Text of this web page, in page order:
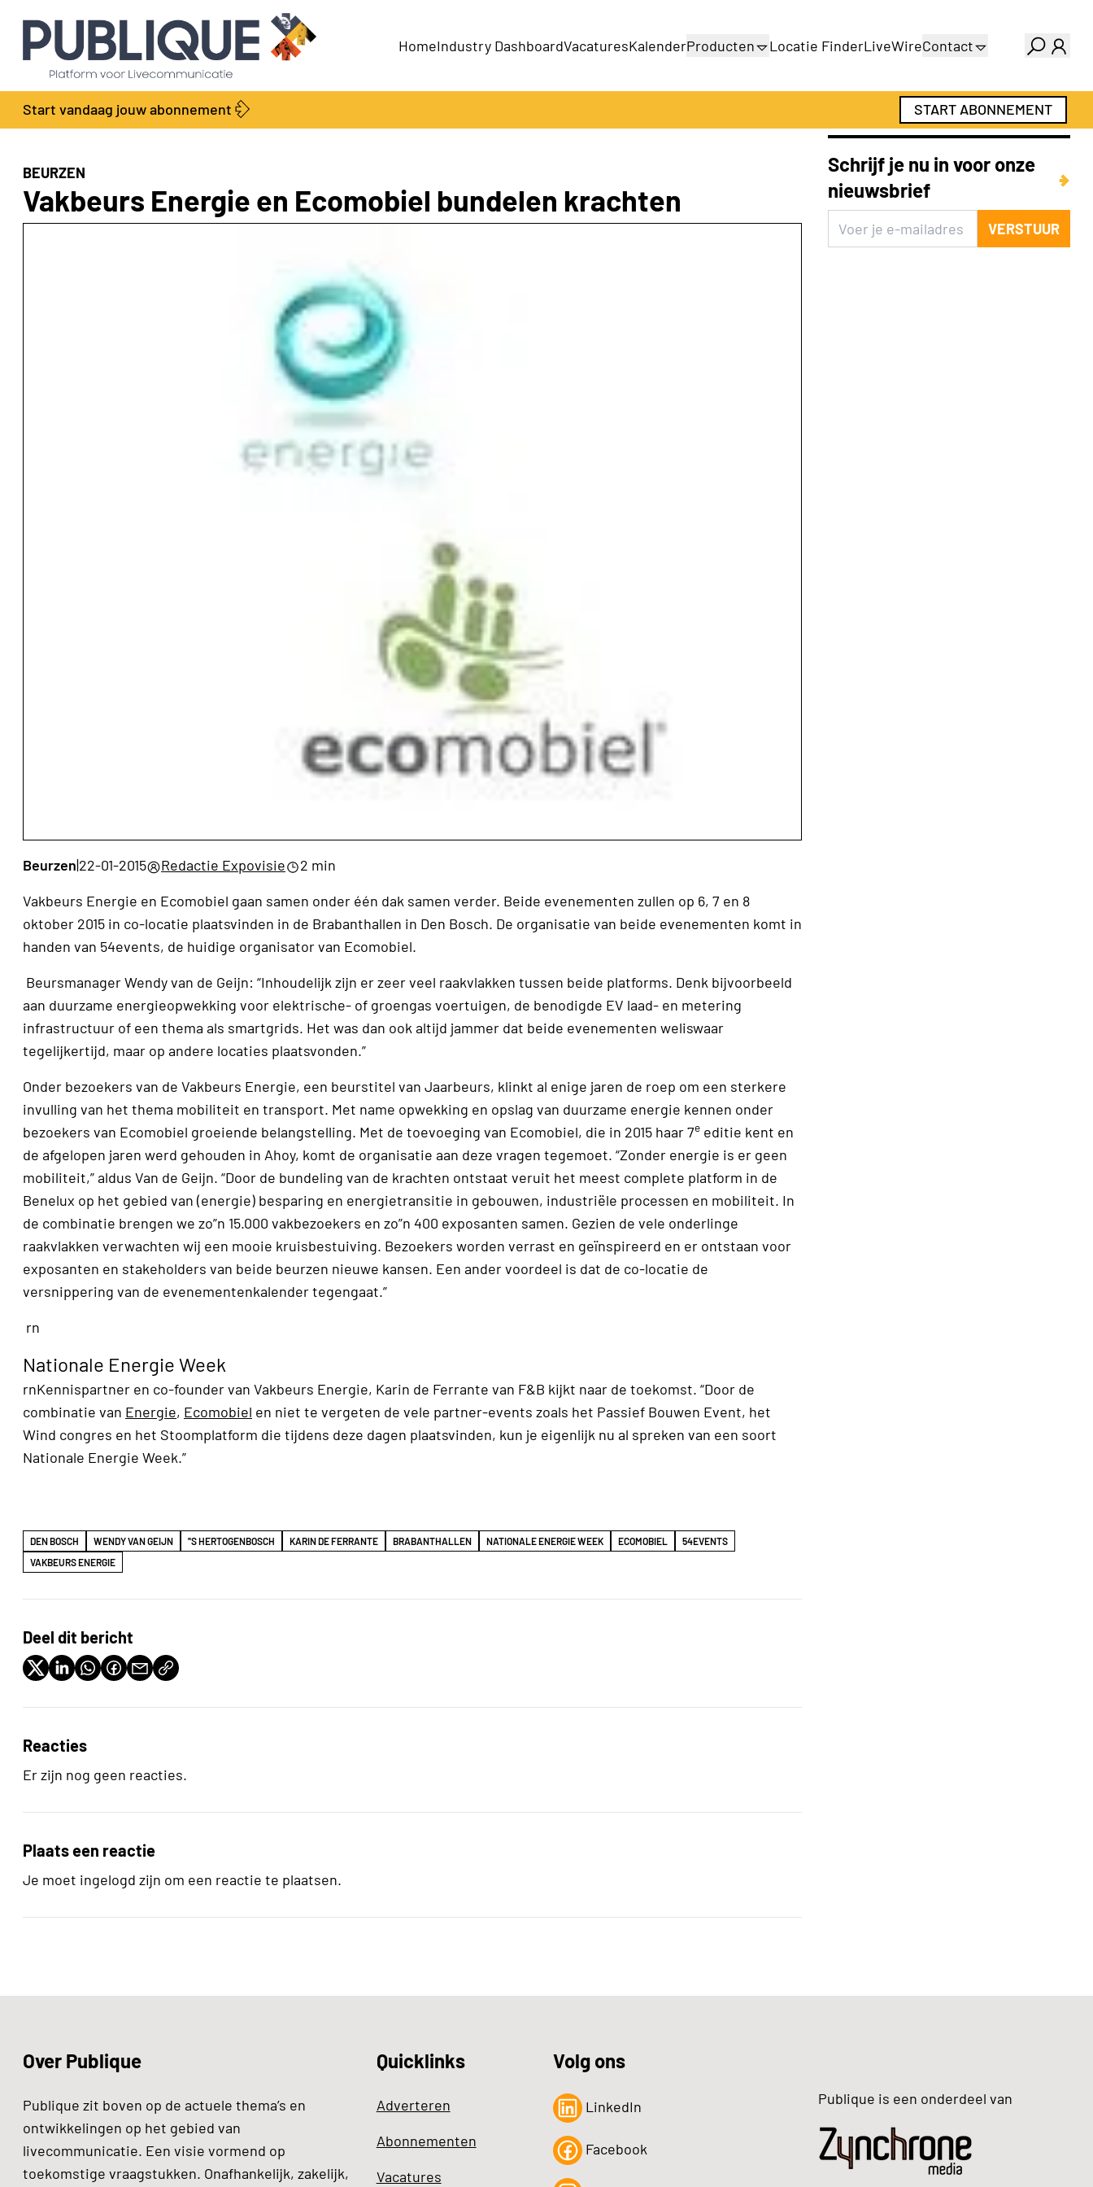
HomeIndustry DashboardVacaturesKalenderProducten
Productengids
Locatie FinderLiveWireContact
Adverteren
Abonnementen
Start vandaag jouw abonnement START ABONNEMENT
BEURZEN
Vakbeurs Energie en Ecomobiel bundelen krachten
Beurzen|22-01-2015 Redactie Expovisie
2 min
Vakbeurs Energie en Ecomobiel gaan samen onder één dak samen verder. Beide evenementen zullen op 6, 7 en 8
oktober 2015 in co-locatie plaatsvinden in de Brabanthallen in Den Bosch. De organisatie van beide evenementen komt in
handen van 54events, de huidige organisator van Ecomobiel.
Beursmanager Wendy van de Geijn: “Inhoudelijk zijn er zeer veel raakvlakken tussen beide platforms. Denk bijvoorbeeld
aan duurzame energieopwekking voor elektrische- of groengas voertuigen, de benodigde EV laad- en metering
infrastructuur of een thema als smartgrids. Het was dan ook altijd jammer dat beide evenementen weliswaar
tegelijkertijd, maar op andere locaties plaatsvonden.”
Onder bezoekers van de Vakbeurs Energie, een beurstitel van Jaarbeurs, klinkt al enige jaren de roep om een sterkere
invulling van het thema mobiliteit en transport. Met name opwekking en opslag van duurzame energie kennen onder
bezoekers van Ecomobiel groeiende belangstelling. Met de toevoeging van Ecomobiel, die in 2015 haar 7e editie kent en
de afgelopen jaren werd gehouden in Ahoy, komt de organisatie aan deze vragen tegemoet. “Zonder energie is er geen
mobiliteit,” aldus Van de Geijn. “Door de bundeling van de krachten ontstaat veruit het meest complete platform in de
Benelux op het gebied van (energie) besparing en energietransitie in gebouwen, industriële processen en mobiliteit. In
de combinatie brengen we zo”n 15.000 vakbezoekers en zo”n 400 exposanten samen. Gezien de vele onderlinge
raakvlakken verwachten wij een mooie kruisbestuiving. Bezoekers worden verrast en geïnspireerd en er ontstaan voor
exposanten en stakeholders van beide beurzen nieuwe kansen. Een ander voordeel is dat de co-locatie de
versnippering van de evenementenkalender tegengaat.”
rn
Nationale Energie Week
rnKennispartner en co-founder van Vakbeurs Energie, Karin de Ferrante van F&B kijkt naar de toekomst. “Door de
combinatie van Energie, Ecomobiel en niet te vergeten de vele partner-events zoals het Passief Bouwen Event, het
Wind congres en het Stoomplatform die tijdens deze dagen plaatsvinden, kun je eigenlijk nu al spreken van een soort
Nationale Energie Week.”
DEN BOSCH WENDY VAN GEIJN ''S HERTOGENBOSCH KARIN DE FERRANTE BRABANTHALLEN NATIONALE ENERGIE WEEK ECOMOBIEL
54EVENTS
VAKBEURS ENERGIE
Deel dit bericht
Reacties
Er zijn nog geen reacties.
Plaats een reactie
Je moet ingelogd zijn om een reactie te plaatsen.
Schrijf je nu in voor onze
nieuwsbrief
VERSTUUR
Over Publique
Publique zit boven op de actuele thema’s en
ontwikkelingen op het gebied van
livecommunicatie. Een visie vormend op
toekomstige vraagstukken. Onafhankelijk, zakelijk,
Quicklinks
Adverteren
Abonnementen
Vacatures
Volg ons
LinkedIn
Facebook
Publique is een onderdeel van